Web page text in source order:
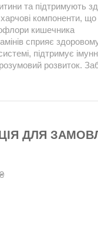
та підтримують
компоненти,
кишечника
сприяє
підтримує
розвиток.
ДЛЯ